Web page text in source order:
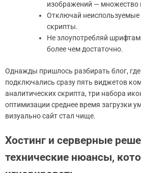
изображений — множество
Отключай неиспользуемые
скрипты.
Не злоупотребляй
более чем достаточно.
Однажды пришлось разбирать блог,
подключались сразу пять виджетов
аналитических скрипта, три набора
оптимизации среднее время загрузки
визуально сайт стал чище.
Хостинг и серверные
технические нюансы,